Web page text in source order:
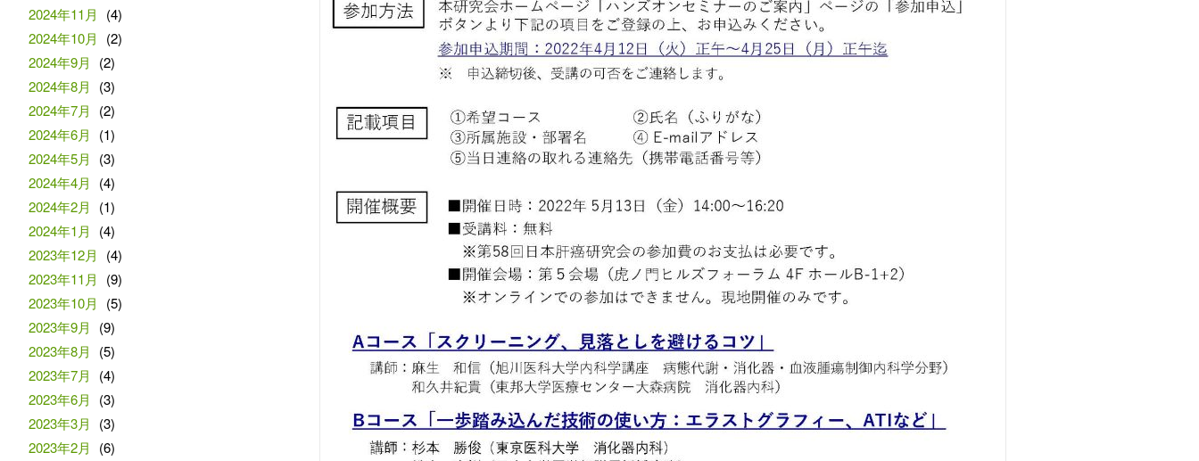
2024年11月
(4)
2024年10月
(2)
2024年9月
(2)
2024年8月
(3)
2024年7月
(2)
2024年6月
(1)
2024年5月
(3)
2024年4月
(4)
2024年2月
(1)
2024年1月
(4)
2023年12月
(4)
2023年11月
(9)
2023年10月
(5)
2023年9月
(9)
2023年8月
(5)
2023年7月
(4)
2023年6月
(3)
2023年3月
(3)
2023年2月
(6)